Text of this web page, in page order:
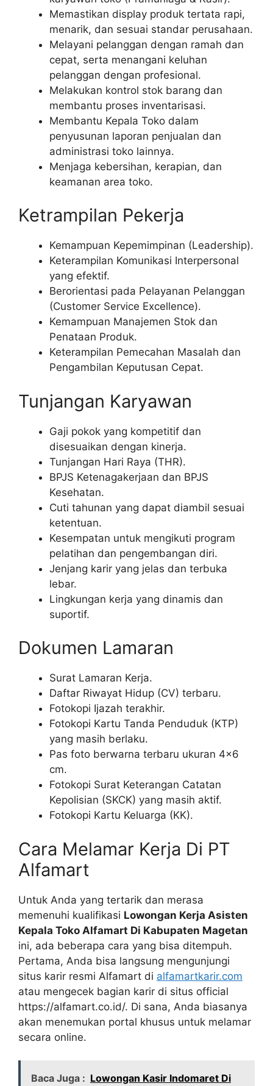
Memastikan display produk tertata rapi,
menarik, dan sesuai standar perusahaan.
Melayani pelanggan dengan ramah dan
cepat, serta menangani keluhan
pelanggan dengan profesional.
Melakukan kontrol stok barang dan
membantu proses inventarisasi.
Membantu Kepala Toko dalam
penyusunan laporan penjualan dan
administrasi toko lainnya.
Menjaga kebersihan, kerapian, dan
keamanan area toko.
Ketrampilan Pekerja
Kemampuan Kepemimpinan (Leadership).
Keterampilan Komunikasi Interpersonal
yang efektif.
Berorientasi pada Pelayanan Pelanggan
(Customer Service Excellence).
Kemampuan Manajemen Stok dan
Penataan Produk.
Keterampilan Pemecahan Masalah dan
Pengambilan Keputusan Cepat.
Tunjangan Karyawan
Gaji pokok yang kompetitif dan
disesuaikan dengan kinerja.
Tunjangan Hari Raya (THR).
BPJS Ketenagakerjaan dan BPJS
Kesehatan.
Cuti tahunan yang dapat diambil sesuai
ketentuan.
Kesempatan untuk mengikuti program
pelatihan dan pengembangan diri.
Jenjang karir yang jelas dan terbuka
lebar.
Lingkungan kerja yang dinamis dan
suportif.
Dokumen Lamaran
Surat Lamaran Kerja.
Daftar Riwayat Hidup (CV) terbaru.
Fotokopi Ijazah terakhir.
Fotokopi Kartu Tanda Penduduk (KTP)
yang masih berlaku.
Pas foto berwarna terbaru ukuran 4×6
cm.
Fotokopi Surat Keterangan Catatan
Kepolisian (SKCK) yang masih aktif.
Fotokopi Kartu Keluarga (KK).
Cara Melamar Kerja Di PT
Alfamart
Untuk Anda yang tertarik dan merasa
memenuhi kualifikasi Lowongan Kerja Asisten
Kepala Toko Alfamart Di Kabupaten Magetan
ini, ada beberapa cara yang bisa ditempuh.
Pertama, Anda bisa langsung mengunjungi
situs karir resmi Alfamart di alfamartkarir.com
atau mengecek bagian karir di situs official
https://alfamart.co.id/. Di sana, Anda biasanya
akan menemukan portal khusus untuk melamar
secara online.
Baca Juga : Lowongan Kasir Indomaret Di